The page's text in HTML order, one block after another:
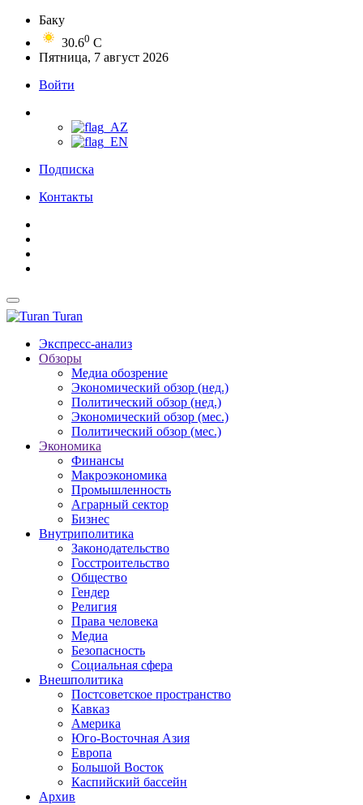
Баку
30.60 C
Пятница, 7 август 2026
Войти
Подписка
Контакты
Turan
Экспресс-анализ
Обзоры
Медиа обозрение
Экономический обзор (нед.)
Политический обзор (нед.)
Экономический обзор (мес.)
Политический обзор (мес.)
Экономика
Финансы
Макроэкономика
Промышленность
Аграрный сектор
Бизнес
Внутриполитика
Законодательство
Госстроительство
Общество
Гендер
Религия
Права человека
Медиа
Безопасность
Социальная сфера
Внешполитика
Постсоветское пространство
Кавказ
Америка
Юго-Восточная Азия
Европа
Большой Восток
Каспийский бассейн
Архив